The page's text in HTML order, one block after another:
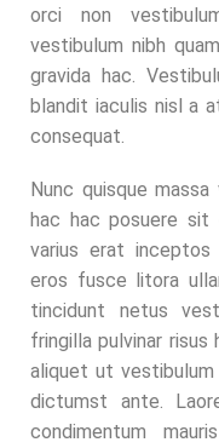
orci non
vestibulum nibh
gravida hac.
blandit iaculis nisl a
consequat.
Nunc quisque
hac hac posuere sit
varius erat inceptos
eros fusce litora
tincidunt netus
fringilla pulvinar risus
aliquet ut
dictumst ante.
condimentum